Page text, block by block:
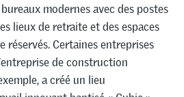
modernes avec des postes
lieux de retraite et des espaces
réservés. Certaines entreprises
de construction
a créé un lieu